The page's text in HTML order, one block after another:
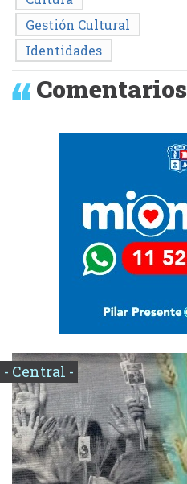
Gestión Cultural
Identidades
Comentarios
- Central -